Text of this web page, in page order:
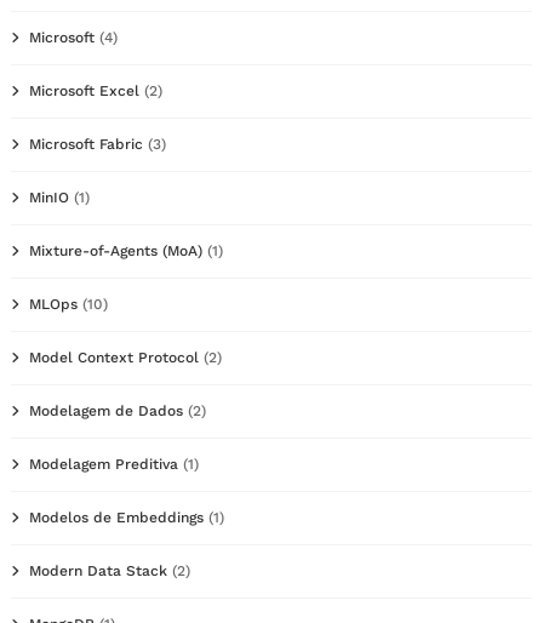
Microsoft (4)
Microsoft Excel (2)
Microsoft Fabric (3)
MinIO (1)
Mixture-of-Agents (MoA) (1)
MLOps (10)
Model Context Protocol (2)
Modelagem de Dados (2)
Modelagem Preditiva (1)
Modelos de Embeddings (1)
Modern Data Stack (2)